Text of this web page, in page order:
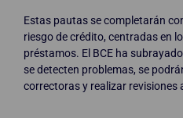
Estas pautas se completarán
riesgo de crédito, centradas en
préstamos. El BCE ha
se detecten problemas, se
correctoras y realizar revisiones